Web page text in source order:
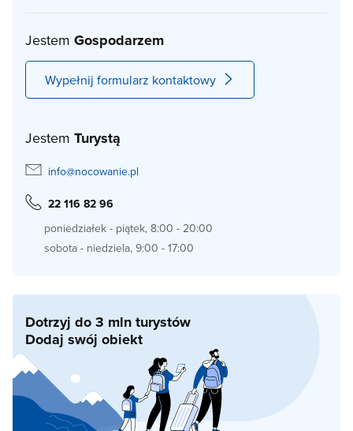
Jestem Gospodarzem
Wypełnij formularz kontaktowy
Jestem Turystą
info@nocowanie.pl
22 116 82 96
poniedziałek - piątek, 8:00 - 20:00
sobota - niedziela, 9:00 - 17:00
Dotrzyj do 3 mln turystów
Dodaj swój obiekt